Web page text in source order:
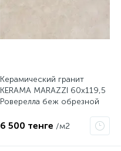
Керамический гранит
KERAMA MARAZZI 60х119,5
Роверелла беж обрезной
6 500 тенге /м2